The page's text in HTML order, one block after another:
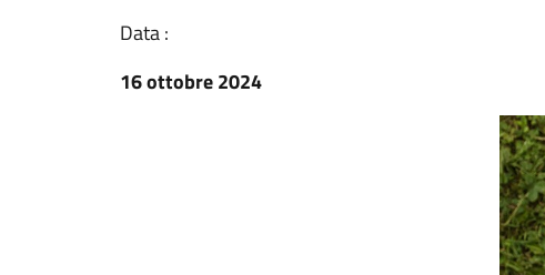
Data :
16 ottobre 2024